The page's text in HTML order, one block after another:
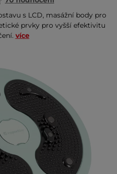
s LCD, masážní body pro
prvky pro vyšší efektivitu
více